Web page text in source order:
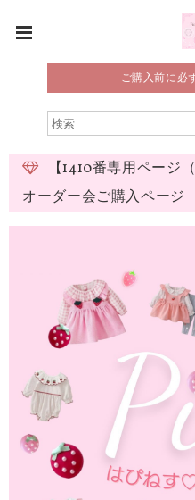
ご購入前に必
【1410番専用ペー
オーダー会ご購入ページ